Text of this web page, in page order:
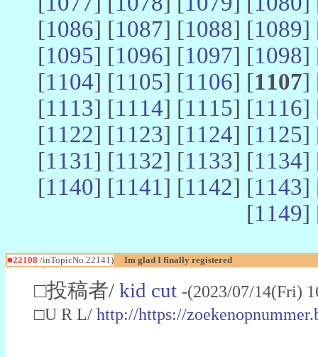
[1086] [1087] [1088] [1089]
[1095] [1096] [1097] [1098]
[1104] [1105] [1106] [1107]
[1113] [1114] [1115] [1116]
[1122] [1123] [1124] [1125]
[1131] [1132] [1133] [1134]
[1140] [1141] [1142] [1143]
[1149]
■22108 /inTopicNo.22141) Im glad I finally registered
□投稿者/ kid cut -(2023/07/14(Fri)
□U R L/ http://https://